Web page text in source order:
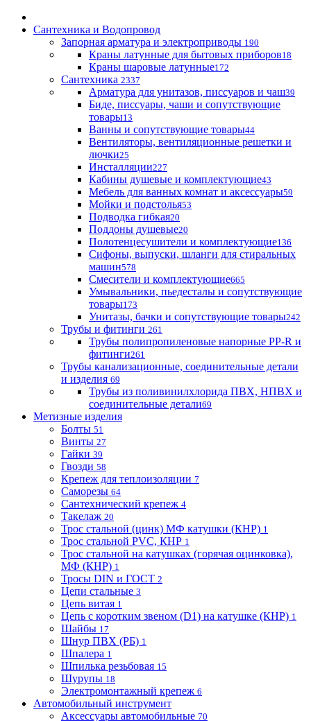
Сантехника и Водопровод
Запорная арматура и электроприводы 190
Краны латунные для бытовых приборов18
Краны шаровые латунные172
Сантехника 2337
Арматура для унитазов, писсуаров и чаш39
Биде, писсуары, чаши и сопутствующие
товары13
Ванны и сопутствующие товары44
Вентиляторы, вентиляционные решетки и
лючки25
Инсталляции227
Кабины душевые и комплектующие43
Мебель для ванных комнат и аксессуары59
Мойки и подстолья53
Подводка гибкая20
Поддоны душевые20
Полотенцесушители и комплектующие136
Сифоны, выпуски, шланги для стиральных
машин578
Смесители и комплектующие665
Умывальники, пьедесталы и сопутствующие
товары173
Унитазы, бачки и сопутствующие товары242
Трубы и фитинги 261
Трубы полипропиленовые напорные PP-R и
фитинги261
Трубы канализационные, соединительные детали
и изделия 69
Трубы из поливинилхлорида ПВХ, НПВХ и
соединительные детали69
Метизные изделия
Болты 51
Винты 27
Гайки 39
Гвозди 58
Крепеж для теплоизоляции 7
Саморезы 64
Сантехнический крепеж 4
Такелаж 20
Трос стальной (цинк) МФ катушки (КНР) 1
Трос стальной PVC, КНР 1
Трос стальной на катушках (горячая оцинковка),
МФ (КНР) 1
Тросы DIN и ГОСТ 2
Цепи стальные 3
Цепь витая 1
Цепь с коротким звеном (D1) на катушке (КНР) 1
Шайбы 17
Шнур ПВХ (РБ) 1
Шпалера 1
Шпилька резьбовая 15
Шурупы 18
Электромонтажный крепеж 6
Автомобильный инструмент
Аксессуары автомобильные 70